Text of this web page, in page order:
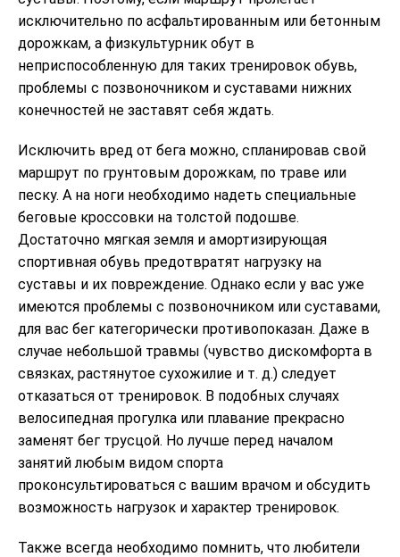
исключительно по асфальтированным или бетонным
дорожкам, а физкультурник обут в
неприспособленную для таких тренировок обувь,
проблемы с позвоночником и суставами нижних
конечностей не заставят себя ждать.
Исключить вред от бега можно, спланировав свой
маршрут по грунтовым дорожкам, по траве или
песку. А на ноги необходимо надеть специальные
беговые кроссовки на толстой подошве.
Достаточно мягкая земля и амортизирующая
спортивная обувь предотвратят нагрузку на
суставы и их повреждение. Однако если у вас уже
имеются проблемы с позвоночником или суставами,
для вас бег категорически противопоказан. Даже в
случае небольшой травмы (чувство дискомфорта в
связках, растянутое сухожилие и т. д.) следует
отказаться от тренировок. В подобных случаях
велосипедная прогулка или плавание прекрасно
заменят бег трусцой. Но лучше перед началом
занятий любым видом спорта
проконсультироваться с вашим врачом и обсудить
возможность нагрузок и характер тренировок.
Также всегда необходимо помнить, что любители